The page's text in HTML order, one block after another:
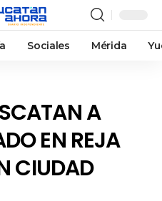
Sociales Mérida
A
EN REJA
CIUDAD